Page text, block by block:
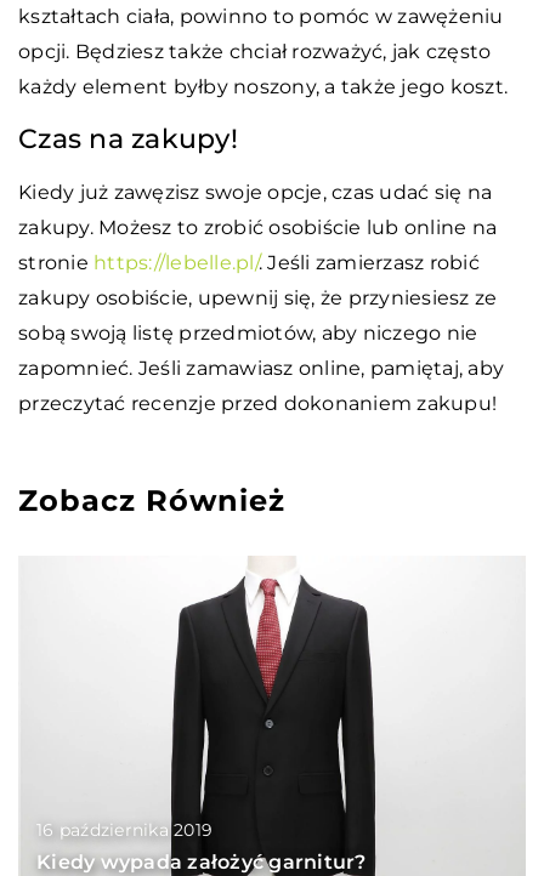
kształtach ciała, powinno to pomóc w zawężeniu
opcji. Będziesz także chciał rozważyć, jak często
każdy element byłby noszony, a także jego koszt.
Czas na zakupy!
Kiedy już zawęzisz swoje opcje, czas udać się na
zakupy. Możesz to zrobić osobiście lub online na
stronie https://lebelle.pl/. Jeśli zamierzasz robić
zakupy osobiście, upewnij się, że przyniesiesz ze
sobą swoją listę przedmiotów, aby niczego nie
zapomnieć. Jeśli zamawiasz online, pamiętaj, aby
przeczytać recenzje przed dokonaniem zakupu!
Zobacz Również
16 października 2019
Kiedy wypada założyć garnitur?